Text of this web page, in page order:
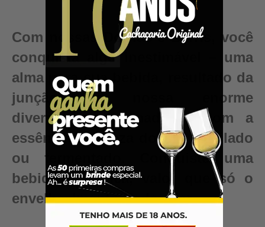
Com nossas Dornas e Barris, você
conquista algo inestimável – uma
alma para sua bebida, resultado da
junção da nossa enorme
diversidade de madeiras com a
essência e pureza do seu destilado
ou fermentado. Conquiste uma
bebida autêntica, valor que só o
envelhecimento pode criar.